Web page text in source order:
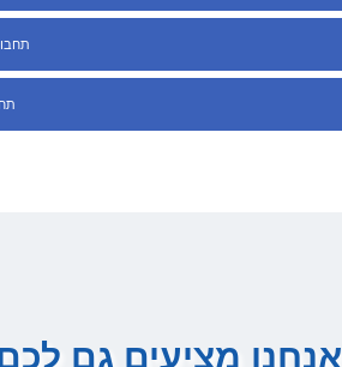
אנחנו מציעים גם